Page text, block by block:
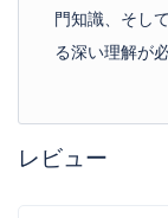
門知識、そし
る深い理解が
レビュー